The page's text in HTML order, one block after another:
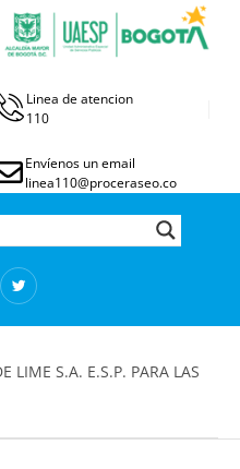
Linea de atencion
110
Envíenos un email
linea110@proceraseo.co
LIME S.A. E.S.P. PARA LAS